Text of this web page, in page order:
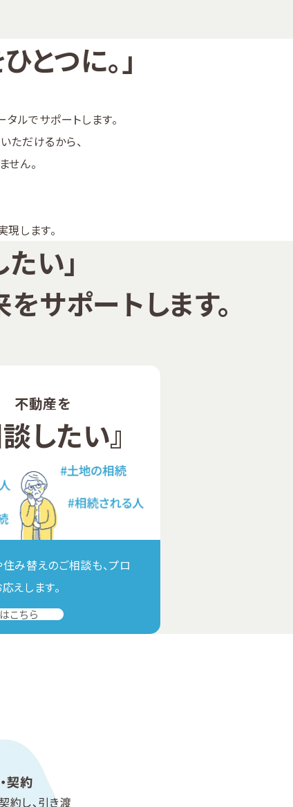
とつに。」
ルでサポートします。
ただけるから、
せん。
します。
い」
サポートします。
不動産を
談したい』
み替えのご相談も、プロ
えします。
こちら